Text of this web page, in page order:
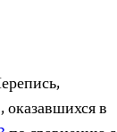
оказавшихся в